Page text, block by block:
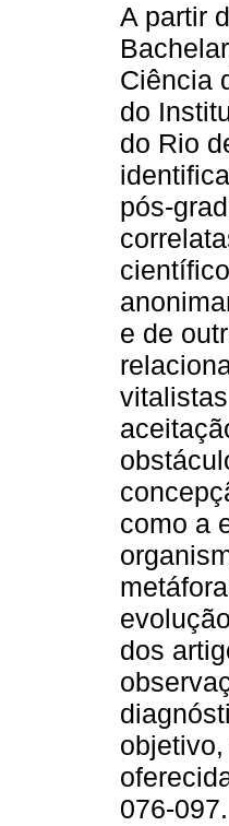
A partir
Ciência
do
do Rio
pós-
e de
como a
dos
076-097.